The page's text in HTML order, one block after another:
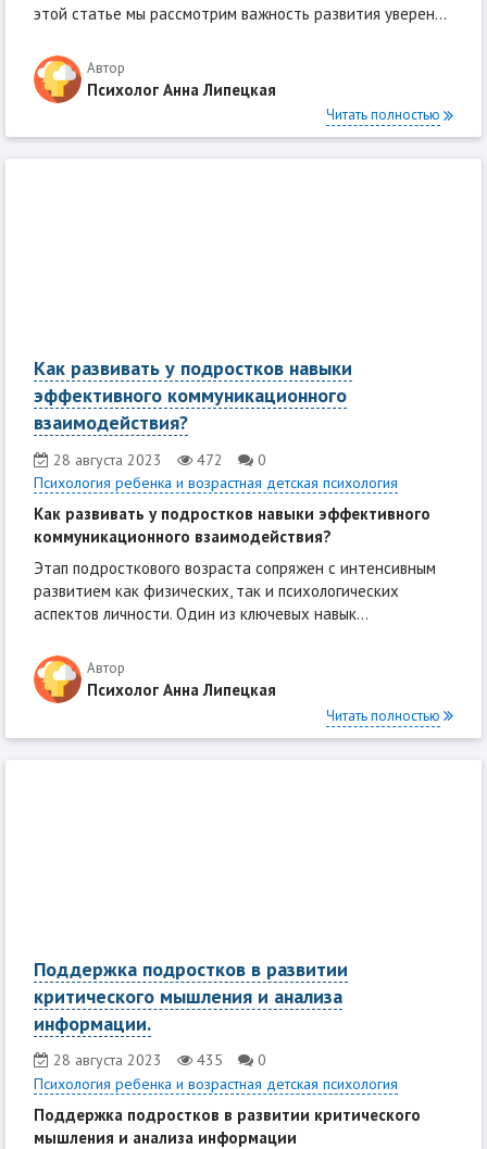
этой статье мы рассмотрим важность развития уверен...
Автор
Психолог Анна Липецкая
Читать полностью
Как развивать у подростков навыки
эффективного коммуникационного
взаимодействия?
28 августа 2023 472
0
Психология ребенка и возрастная детская психология
Как развивать у подростков навыки эффективного
коммуникационного взаимодействия?
Этап подросткового возраста сопряжен с интенсивным
развитием как физических, так и психологических
аспектов личности. Один из ключевых навык...
Автор
Психолог Анна Липецкая
Читать полностью
Поддержка подростков в развитии
критического мышления и анализа
информации.
28 августа 2023 435
0
Психология ребенка и возрастная детская психология
Поддержка подростков в развитии критического
мышления и анализа информации